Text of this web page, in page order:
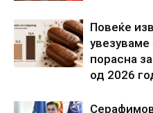
Повеќе
порасна
од 2026